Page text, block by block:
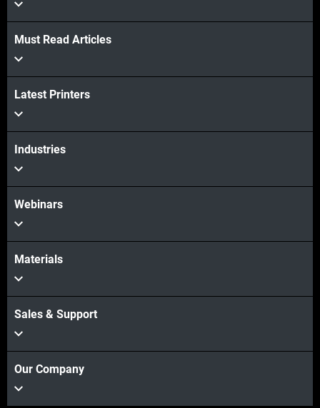
Must Read Articles
Latest Printers
Industries
Webinars
Materials
Sales & Support
Our Company